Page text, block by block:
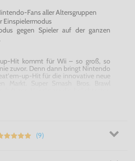
Fans aller Altersgruppen
Einspielermodus
gegen Spieler auf der ganzen
up-Hit kommt für Wii – so groß, so
zuvor. Denn dann bringt Nintendo
up-Hit für die innovative neue
Arenen zu packenden
Auftritte bekannter Gesichter wie
Pit oder Kirbys fechtender
(9)